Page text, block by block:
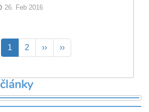
26. Feb 2016
Aktuálna
stránka
1 Page
2
Ďalšia
strana
››
Posledná
strana
››